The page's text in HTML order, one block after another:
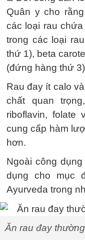
Quân y cho
các loại rau
trong các loại
thứ 1), beta
(đứng hàng thứ
Rau đay ít calo
chất quan
riboflavin, folate
cung cấp hàm
hơn.
Ngoài công
dụng cho mục
Ayurveda trong
Ăn rau đay